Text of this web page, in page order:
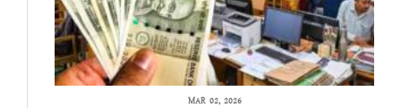
MAR 02, 2026